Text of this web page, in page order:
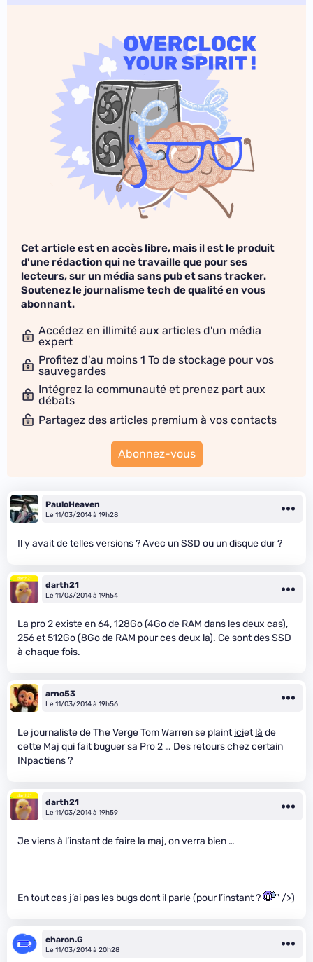
Cet article est en accès libre, mais il est le produit
d'une rédaction qui ne travaille que pour ses
lecteurs, sur un média sans pub et sans tracker.
Soutenez le journalisme tech de qualité en vous
abonnant.
Accédez en illimité aux articles d'un média
expert
Profitez d'au moins 1 To de stockage pour vos
sauvegardes
Intégrez la communauté et prenez part aux
débats
Partagez des articles premium à vos contacts
Abonnez-vous
PauloHeaven
Le 11/03/2014 à 19h28
Il y avait de telles versions ? Avec un SSD ou un disque dur ?
darth21
Le 11/03/2014 à 19h54
La pro 2 existe en 64, 128Go (4Go de RAM dans les deux cas),
256 et 512Go (8Go de RAM pour ces deux la). Ce sont des SSD
à chaque fois.
arno53
Le 11/03/2014 à 19h56
Le journaliste de The Verge Tom Warren se plainticietlà de
cette Maj qui fait buguer sa Pro 2 … Des retours chez certain
INpactiens ?
darth21
Le 11/03/2014 à 19h59
Je viens à l’instant de faire la maj, on verra bien …
En tout cas j’ai pas les bugs dont il parle (pour l’instant ? " />)
charon.G
Le 11/03/2014 à 20h28